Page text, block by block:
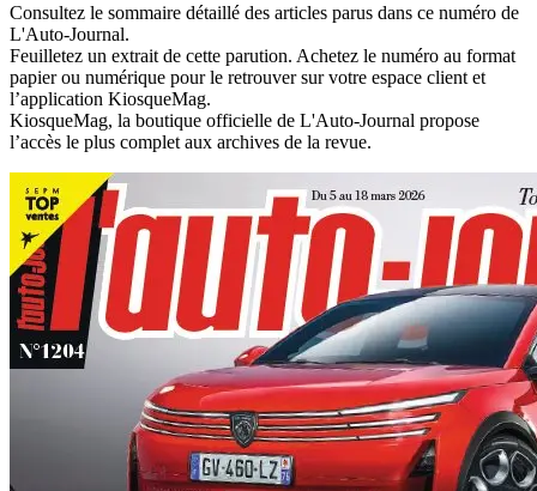
Consultez le sommaire détaillé des articles parus dans ce numéro de
L'Auto-Journal.
Feuilletez un extrait de cette parution. Achetez le numéro au format
papier ou numérique pour le retrouver sur votre espace client et
l’application KiosqueMag.
KiosqueMag, la boutique officielle de L'Auto-Journal propose
l’accès le plus complet aux archives de la revue.